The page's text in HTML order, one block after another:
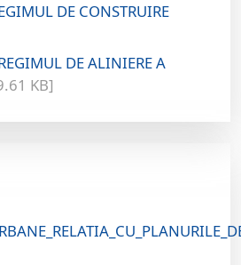
DE CONSTRUIRE
DE ALINIERE A
KB]